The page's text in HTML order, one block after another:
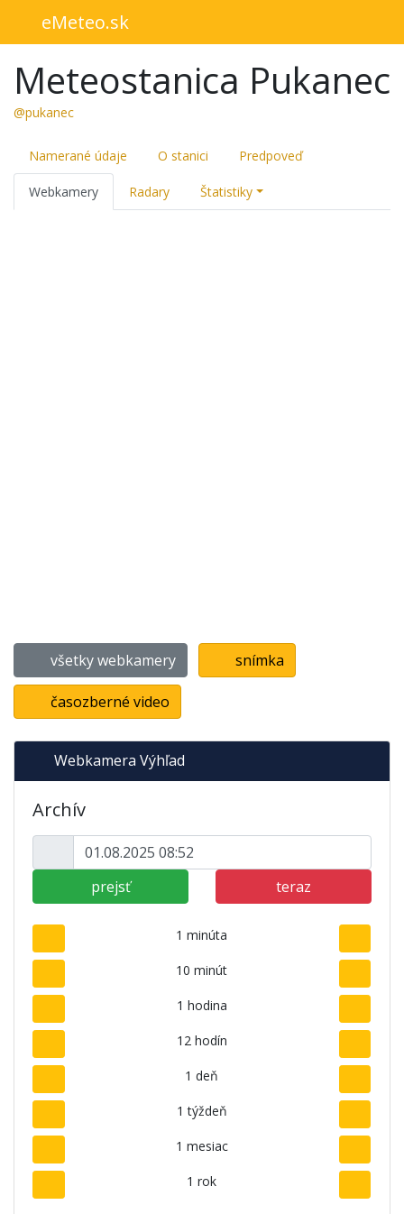
eMeteo.sk
Meteostanica Pukanec
@pukanec
Namerané údaje O stanici Predpoveď
Webkamery Radary Štatistiky
všetky webkamery snímka
časozberné video
Webkamera Výhľad
Archív
prejsť teraz
1 minúta
10 minút
1 hodina
12 hodín
1 deň
1 týždeň
1 mesiac
1 rok